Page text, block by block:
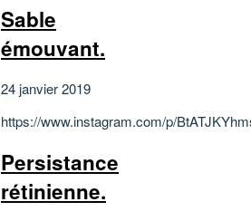
Sable
émouvant.
24 janvier 2019
https://www.instagram.com/p/
Persistance
rétinienne.